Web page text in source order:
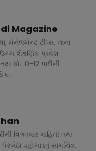
Magazine
મેનેજમેન્ટ ટીપ્સ, નાના
ઉચ્ચ શૈક્ષણિક પ્રવેશ -
ધો. 10-12 પછીની
વિગતવાર માહિતી તથા
પહોચાડતું સામયિક.